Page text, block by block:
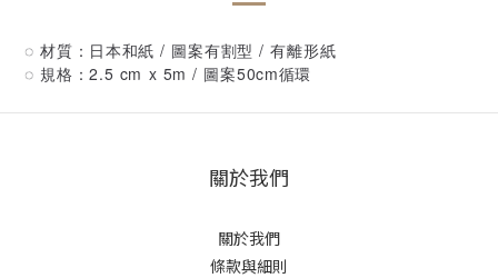
◌ 材質：日本和紙 / 圖案有割型 / 有離形紙
◌ 規格：2.5 cm x 5m / 圖案50cm循環
關於我們
關於我們
條款與細則